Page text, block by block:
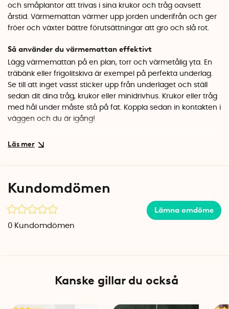
och småplantor att trivas i sina krukor och tråg oavsett
årstid. Värmemattan värmer upp jorden underifrån och ger
fröer och växter bättre förutsättningar att gro och slå rot.
Så använder du värmemattan effektivt
Lägg värmemattan på en plan, torr och värmetålig yta. En
träbänk eller frigolitskiva är exempel på perfekta underlag.
Se till att inget vasst sticker upp från underlaget och ställ
sedan dit dina tråg, krukor eller minidrivhus. Krukor eller tråg
med hål under måste stå på fat. Koppla sedan in kontakten i
väggen och du är igång!
Värmen från mattan värmer sakta upp jorden till ca 28 °C
planteringskärl som används kan det ta upp till två dygn
Värmemattan levereras hopvikt i sin förpackning men rätar
Kundomdömen
Lämna omdöme
0 Kundomdömen
Kanske gillar du också